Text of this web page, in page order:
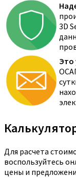
3D
Это
Для расчета
воспользуйтесь
цены и